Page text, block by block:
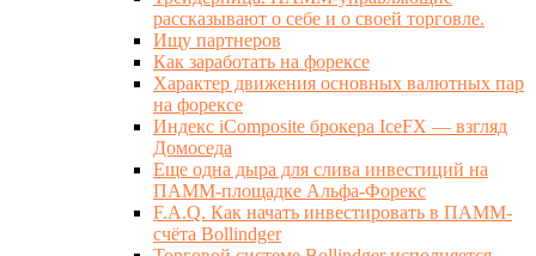
рассказывают о себе и о своей торговле.
Ищу партнеров
Как заработать на форексе
Характер движения основных валютных пар
на форексе
Индекс iComposite брокера IceFX — взгляд
Домоседа
Еще одна дыра для слива инвестиций на
ПАММ-площадке Альфа-Форекс
F.A.Q. Как начать инвестировать в ПАММ-
счёта Bollindger